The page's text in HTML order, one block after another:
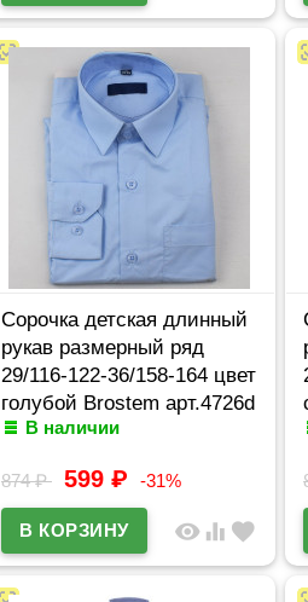
Сорочка детская длинный
рукав размерный ряд
29/116-122-36/158-164 цвет
голубой Brostem арт.4726d
В наличии
874₽ 599 ₽ -31%
visibility equalizer favorite